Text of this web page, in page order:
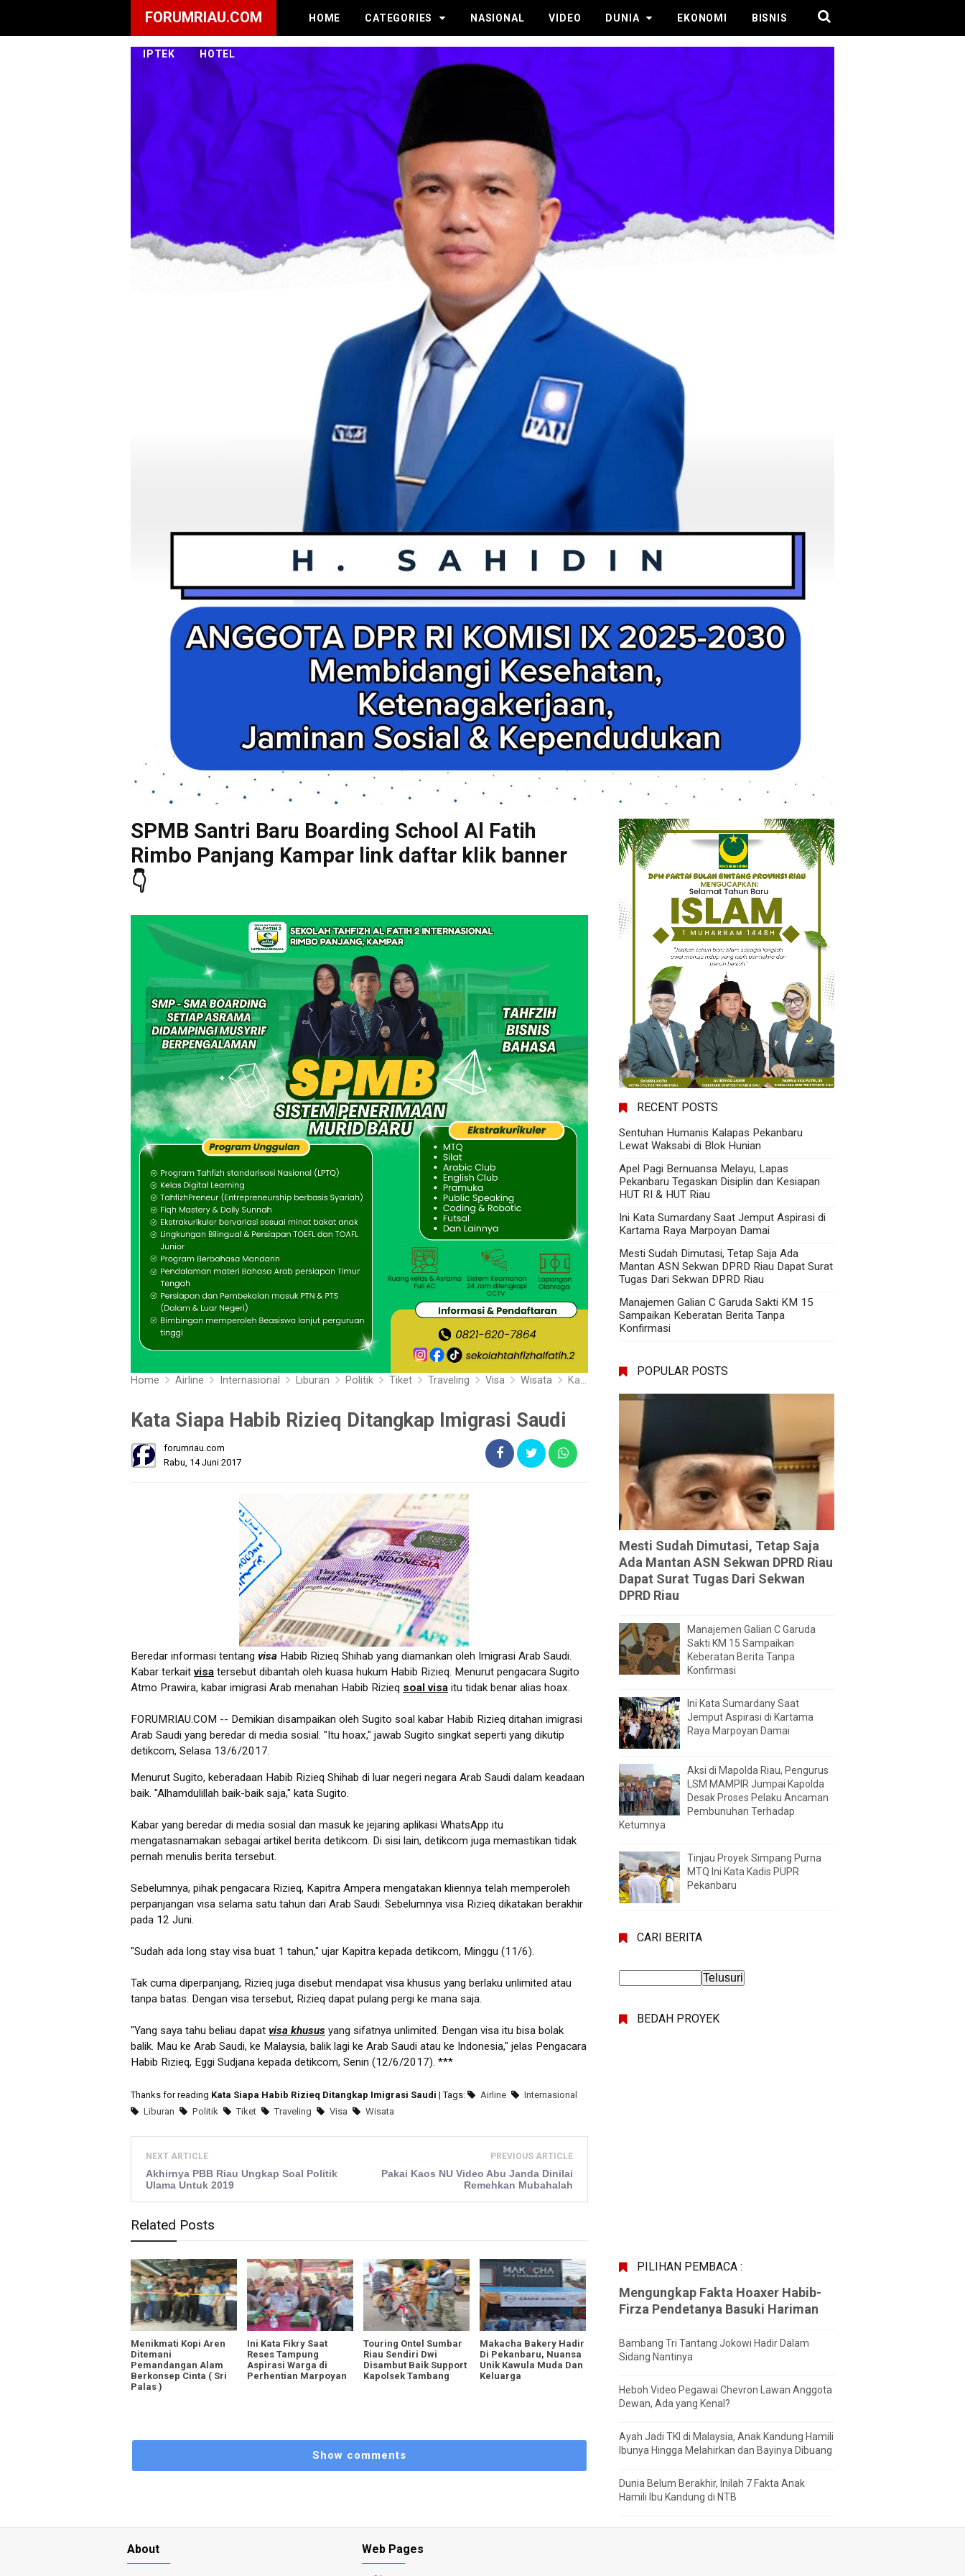
FORUMRIAU.COM HOME CATEGORIES NASIONAL VIDEO DUNIA EKONOMI BISNIS
IPTEK HOTEL
SPMB Santri Baru Boarding School Al Fatih
Rimbo Panjang Kampar link daftar klik banner
👇
Home Airline Internasional Liburan Politik Tiket Traveling Visa Wisata Kata Siapa Habib Rizieq Ditangkap Imigrasi Saudi
Kata Siapa Habib Rizieq Ditangkap Imigrasi Saudi
forumriau.com
Rabu, 14 Juni 2017
Beredar informasi tentang visa Habib Rizieq Shihab yang diamankan oleh Imigrasi Arab Saudi.
Kabar terkaitvisa tersebut dibantah oleh kuasa hukum Habib Rizieq. Menurut pengacara Sugito
Atmo Prawira, kabar imigrasi Arab menahan Habib Rizieq soal visa itu tidak benar alias hoax.
FORUMRIAU.COM -- Demikian disampaikan oleh Sugito soal kabar Habib Rizieq ditahan imigrasi
Arab Saudi yang beredar di media sosial. "Itu hoax," jawab Sugito singkat seperti yang dikutip
detikcom, Selasa 13/6/2017.
Menurut Sugito, keberadaan Habib Rizieq Shihab di luar negeri negara Arab Saudi dalam keadaan
baik. "Alhamdulillah baik-baik saja," kata Sugito.
Kabar yang beredar di media sosial dan masuk ke jejaring aplikasi WhatsApp itu
mengatasnamakan sebagai artikel berita detikcom. Di sisi lain, detikcom juga memastikan tidak
pernah menulis berita tersebut.
Sebelumnya, pihak pengacara Rizieq, Kapitra Ampera mengatakan kliennya telah memperoleh
perpanjangan visa selama satu tahun dari Arab Saudi. Sebelumnya visa Rizieq dikatakan berakhir
pada 12 Juni.
"Sudah ada long stay visa buat 1 tahun," ujar Kapitra kepada detikcom, Minggu (11/6).
Tak cuma diperpanjang, Rizieq juga disebut mendapat visa khusus yang berlaku unlimited atau
tanpa batas. Dengan visa tersebut, Rizieq dapat pulang pergi ke mana saja.
"Yang saya tahu beliau dapat visa khusus yang sifatnya unlimited. Dengan visa itu bisa bolak
balik. Mau ke Arab Saudi, ke Malaysia, balik lagi ke Arab Saudi atau ke Indonesia," jelas Pengacara
Habib Rizieq, Eggi Sudjana kepada detikcom, Senin (12/6/2017). ***
Thanks for reading Kata Siapa Habib Rizieq Ditangkap Imigrasi Saudi | Tags: Airline
Internasional
Liburan
Politik Tiket Traveling Visa Wisata
NEXT ARTICLE
Akhirnya PBB Riau Ungkap Soal Politik
Ulama Untuk 2019
PREVIOUS ARTICLE
Pakai Kaos NU Video Abu Janda Dinilai
Remehkan Mubahalah
Related Posts
Menikmati Kopi Aren
Ditemani
Pemandangan Alam
Berkonsep Cinta ( Sri
Palas )
Ini Kata Fikry Saat
Reses Tampung
Aspirasi Warga di
Perhentian Marpoyan
Touring Ontel Sumbar
Riau Sendiri Dwi
Disambut Baik Support
Kapolsek Tambang
Makacha Bakery Hadir
Di Pekanbaru, Nuansa
Unik Kawula Muda Dan
Keluarga
Show comments
RECENT POSTS
Sentuhan Humanis Kalapas Pekanbaru
Lewat Waksabi di Blok Hunian
Apel Pagi Bernuansa Melayu, Lapas
Pekanbaru Tegaskan Disiplin dan Kesiapan
HUT RI & HUT Riau
Ini Kata Sumardany Saat Jemput Aspirasi di
Kartama Raya Marpoyan Damai
Mesti Sudah Dimutasi, Tetap Saja Ada
Mantan ASN Sekwan DPRD Riau Dapat Surat
Tugas Dari Sekwan DPRD Riau
Manajemen Galian C Garuda Sakti KM 15
Sampaikan Keberatan Berita Tanpa
Konfirmasi
POPULAR POSTS
Mesti Sudah Dimutasi, Tetap Saja
Ada Mantan ASN Sekwan DPRD Riau
Dapat Surat Tugas Dari Sekwan
DPRD Riau
Manajemen Galian C Garuda
Sakti KM 15 Sampaikan
Keberatan Berita Tanpa
Konfirmasi
Ini Kata Sumardany Saat
Jemput Aspirasi di Kartama
Raya Marpoyan Damai
Aksi di Mapolda Riau, Pengurus
LSM MAMPIR Jumpai Kapolda
Desak Proses Pelaku Ancaman
Pembunuhan Terhadap
Ketumnya
Tinjau Proyek Simpang Purna
MTQ Ini Kata Kadis PUPR
Pekanbaru
CARI BERITA
BEDAH PROYEK
PILIHAN PEMBACA :
Mengungkap Fakta Hoaxer Habib-
Firza Pendetanya Basuki Hariman
Bambang Tri Tantang Jokowi Hadir Dalam
Sidang Nantinya
Heboh Video Pegawai Chevron Lawan Anggota
Dewan, Ada yang Kenal?
Ayah Jadi TKI di Malaysia, Anak Kandung Hamili
Ibunya Hingga Melahirkan dan Bayinya Dibuang
Dunia Belum Berakhir, Inilah 7 Fakta Anak
Hamili Ibu Kandung di NTB
About Web Pages